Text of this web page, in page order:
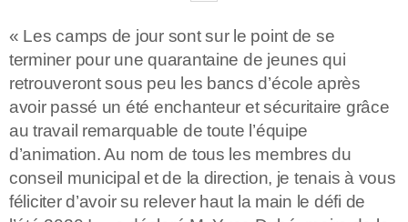
« Les camps de jour sont sur le point de se
terminer pour une quarantaine de jeunes qui
retrouveront sous peu les bancs d’école après
avoir passé un été enchanteur et sécuritaire grâce
au travail remarquable de toute l’équipe
d’animation. Au nom de tous les membres du
conseil municipal et de la direction, je tenais à vous
féliciter d’avoir su relever haut la main le défi de